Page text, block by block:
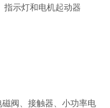
指示灯和电机起动器
阀、接触器、小功率电